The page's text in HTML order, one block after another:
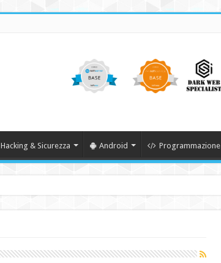
Hacking & Sicurezza Android Programmazione